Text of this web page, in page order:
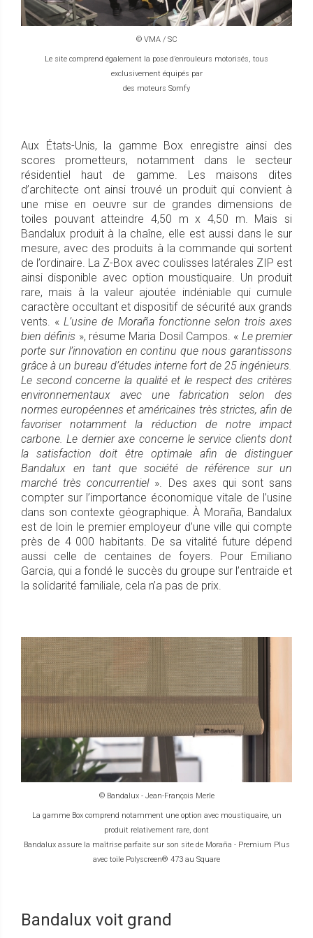
© VMA / SC
Le site comprend également la pose d’enrouleurs motorisés, tous
exclusivement équipés par
des moteurs Somfy
Aux États-Unis, la gamme Box enregistre ainsi des
scores prometteurs, notamment dans le secteur
résidentiel haut de gamme. Les maisons dites
d’architecte ont ainsi trouvé un produit qui convient à
une mise en oeuvre sur de grandes dimensions de
toiles pouvant atteindre 4,50 m x 4,50 m. Mais si
Bandalux produit à la chaîne, elle est aussi dans le sur
mesure, avec des produits à la commande qui sortent
de l’ordinaire. La Z-Box avec coulisses latérales ZIP est
ainsi disponible avec option moustiquaire. Un produit
rare, mais à la valeur ajoutée indéniable qui cumule
caractère occultant et dispositif de sécurité aux grands
vents. «L’usine de Moraña fonctionne selon trois axes
bien définis », résume Maria Dosil Campos. « Le premier
porte sur l’innovation en continu que nous garantissons
grâce à un bureau d’études interne fort de 25 ingénieurs.
Le second concerne la qualité et le respect des critères
environnementaux avec une fabrication selon des
normes européennes et américaines très strictes, afin de
favoriser notamment la réduction de notre impact
carbone. Le dernier axe concerne le service clients dont
la satisfaction doit être optimale afin de distinguer
Bandalux en tant que société de référence sur un
marché très concurrentiel ». Des axes qui sont sans
compter sur l’importance économique vitale de l’usine
dans son contexte géographique. À Moraña, Bandalux
est de loin le premier employeur d’une ville qui compte
près de 4 000 habitants. De sa vitalité future dépend
aussi celle de centaines de foyers. Pour Emiliano
Garcia, qui a fondé le succès du groupe sur l’entraide et
la solidarité familiale, cela n’a pas de prix.
© Bandalux - Jean-François Merle
La gamme Box comprend notamment une option avec moustiquaire, un
produit relativement rare, dont
Bandalux assure la maîtrise parfaite sur son site de Moraña - Premium Plus
avec toile Polyscreen® 473 au Square
Bandalux voit grand